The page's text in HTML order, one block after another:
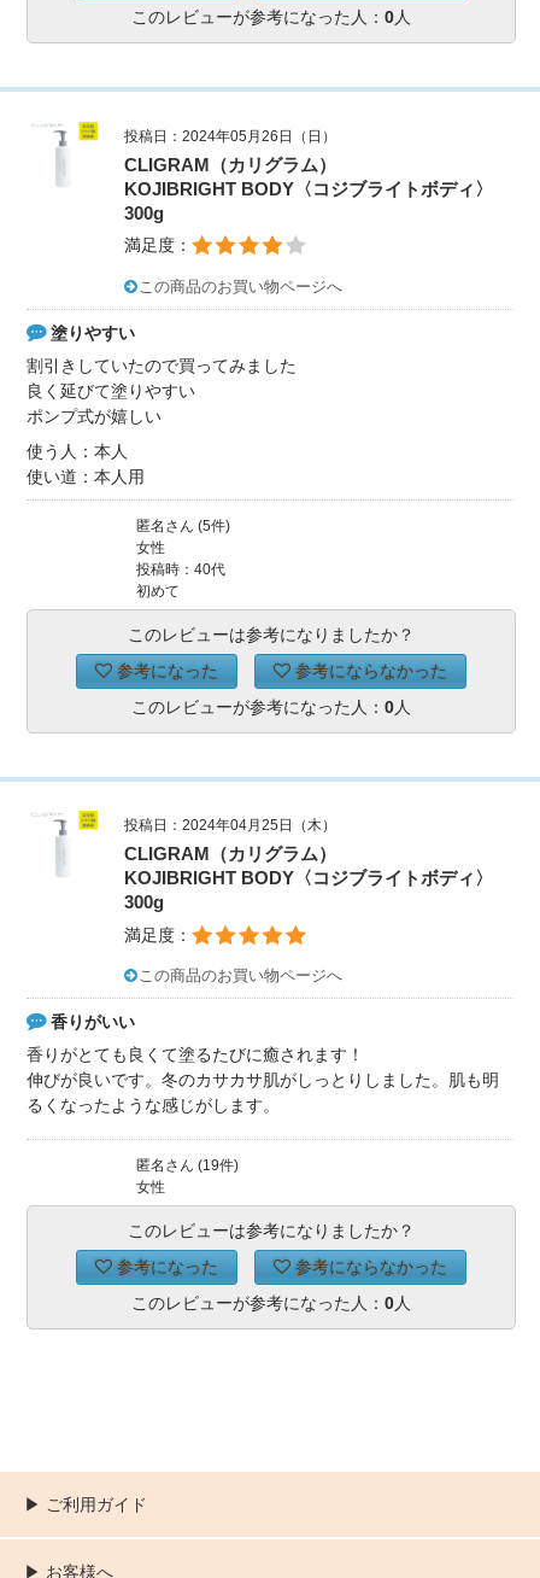
このレビューが参考になった人： 0人
投稿日：2024年05月26日（日）
CLIGRAM（カリグラム）
KOJIBRIGHT BODY〈コジブライトボディ〉
300g
満足度：
この商品のお買い物ページへ
塗りやすい
割引きしていたので買ってみました
良く延びて塗りやすい
ポンプ式が嬉しい
使う人：本人
使い道：本人用
匿名さん (5件)
女性
投稿時：40代
初めて
このレビューは参考になりましたか？
参考になった
参考にならなかった
このレビューが参考になった人： 0人
投稿日：2024年04月25日（木）
CLIGRAM（カリグラム）
KOJIBRIGHT BODY〈コジブライトボディ〉
300g
満足度：
この商品のお買い物ページへ
香りがいい
香りがとても良くて塗るたびに癒されます！
伸びが良いです。冬のカサカサ肌がしっとりしました。肌も明
るくなったような感じがします。
匿名さん (19件)
女性
このレビューは参考になりましたか？
参考になった
参考にならなかった
このレビューが参考になった人： 0人
▶︎ ご利用ガイド
ご利用ガイド
決済／配送／送料について
取り扱い商品一覧
顧客情報の取扱について
特定商取引法の表記
▶︎ お客様へ